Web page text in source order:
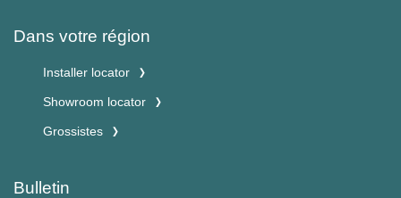
Dans votre région
Installer locator
Showroom locator
Grossistes
Bulletin